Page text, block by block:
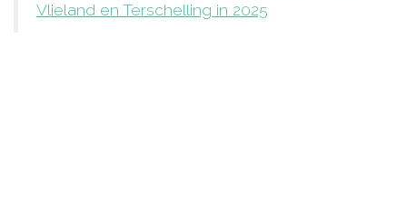
Vlieland en Terschelling in 2025